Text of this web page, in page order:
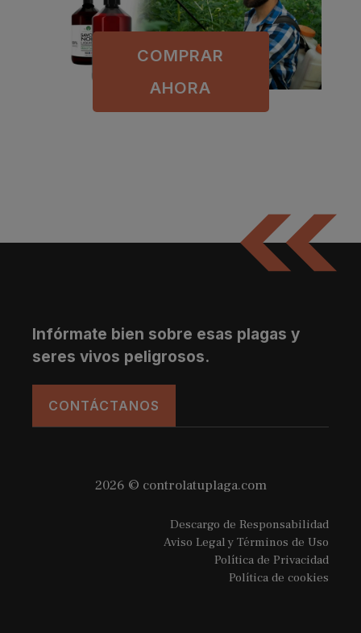
COMPRAR
AHORA
Infórmate bien sobre esas plagas y
seres vivos peligrosos.
CONTÁCTANOS
2026 © controlatuplaga.com
Descargo de Responsabilidad
Aviso Legal y Términos de Uso
Política de Privacidad
Política de cookies